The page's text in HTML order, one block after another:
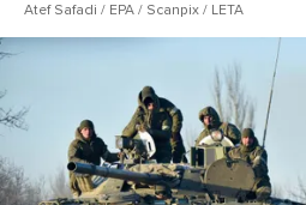
Atef Safadi / EPA / Scanpix / LETA